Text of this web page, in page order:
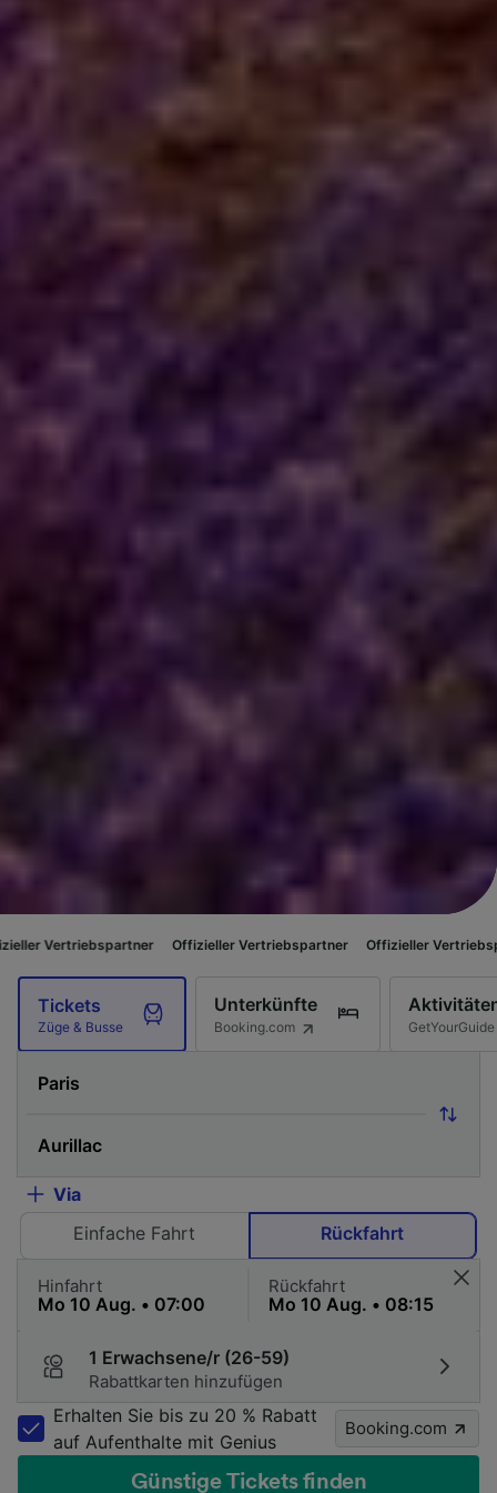
Offizieller Vertriebspartner Offizieller Vertriebspartner
Tickets
Züge & Busse
Unterkünfte
Booking.com GetYourGuide
Via
Einfache Fahrt
Rückfahrt
Hinfahrt Rückfahrt
1 Erwachsene/r (26-59)
Rabattkarten hinzufügen
Erhalten Sie bis zu 20 % Rabatt
auf Aufenthalte mit Genius
Booking.com
Günstige Tickets finden